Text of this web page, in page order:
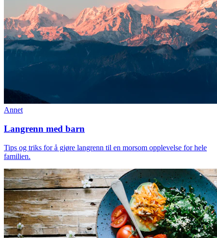
Annet
Langrenn med barn
Tips og triks for å gjøre langrenn til en morsom opplevelse for hele
familien.